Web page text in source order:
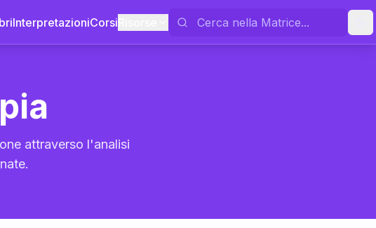
InterpretazioniCorsi
attraverso l'analisi